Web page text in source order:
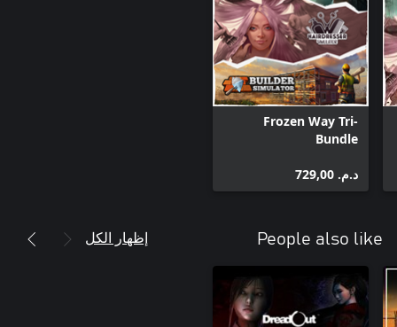
Frozen Way Tri-
Bundle
د.م.‏ 729,00
People also like إظهار الكل